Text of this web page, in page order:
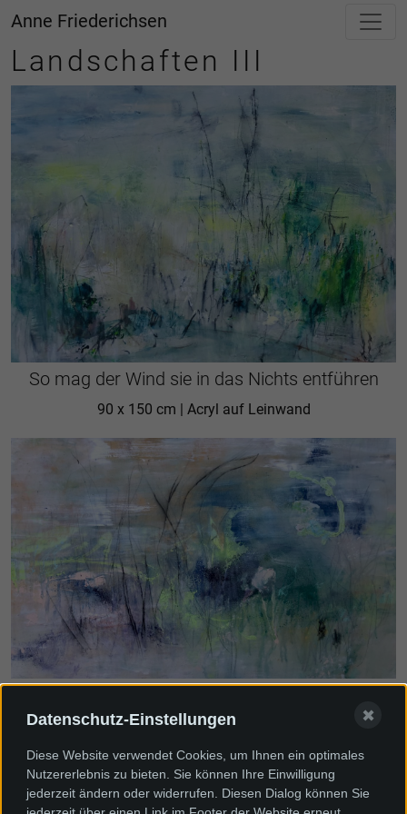
Anne Friederichsen
Landschaften III
So mag der Wind sie in das Nichts entführen
90 x 150 cm | Acryl auf Leinwand
voreinander verbirgt
120 x 175 cm | Acryl auf Leinwand
Datenschutz-Einstellungen
Diese Website verwendet Cookies, um Ihnen ein optimales
Nutzererlebnis zu bieten. Sie können Ihre Einwilligung
jederzeit ändern oder widerrufen. Diesen Dialog können Sie
✖